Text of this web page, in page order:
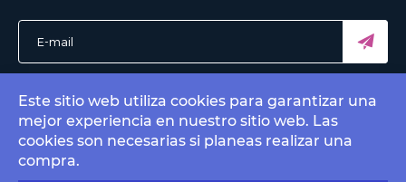
© 2022 Bitcoin Mexico - El mejor portal Bitcoin. All rights
Este sitio web utiliza cookies para garantizar una
mejor experiencia en nuestro sitio web. Las
cookies son necesarias si planeas realizar una
compra.